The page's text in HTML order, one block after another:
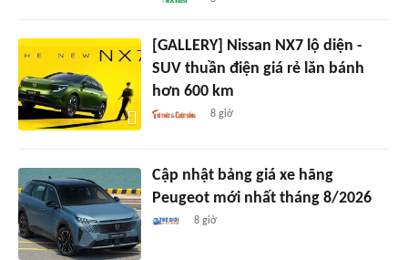
[GALLERY] Nissan NX7 lộ diện -
SUV thuần điện giá rẻ lăn bánh
hơn 600 km
8 giờ
Cập nhật bảng giá xe hãng
Peugeot mới nhất tháng 8/2026
8 giờ